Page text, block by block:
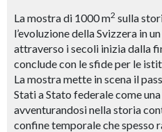
La mostra di 1000 m2 sulla
l’evoluzione della Svizzera in
attraverso i secoli inizia dalla
conclude con le sfide per le
La mostra mette in scena il
Stati a Stato federale come
avventurandosi nella storia
confine temporale che spesso